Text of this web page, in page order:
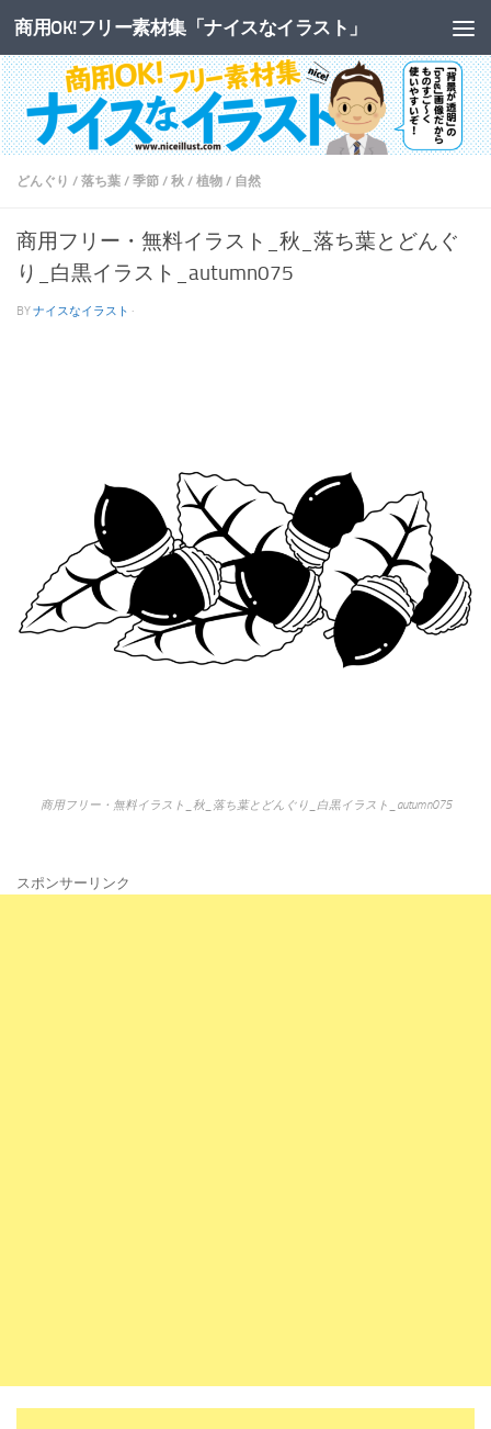
コンテンツへスキップ
商用OK!フリー素材集「ナイスなイラスト」
どんぐり / 落ち葉 / 季節 / 秋 / 植物 / 自然
商用フリー・無料イラスト_秋_落ち葉とどんぐ
り_白黒イラスト_autumn075
BYナイスなイラスト ·
商用フリー・無料イラスト_秋_落ち葉とどんぐり_白黒イラスト_autumn075
スポンサーリンク